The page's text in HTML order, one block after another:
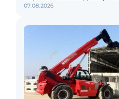
07.08.2026